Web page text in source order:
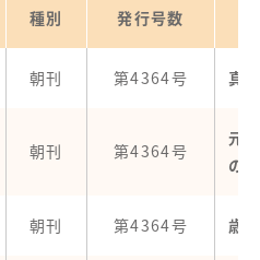
種別 発行号数
朝刊 第4364号 真
朝刊 第4364号
元
の
朝刊 第4364号 歳